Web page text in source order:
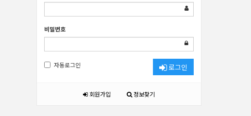
비밀번호
자동로그인 로그인
회원가입 정보찾기